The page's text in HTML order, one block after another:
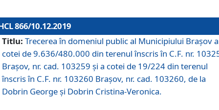
866/10.12.2019
Titlu: Trecerea în domeniul public al Municipiului Braşov a
cotei de 9.636/480.000 din terenul înscris în C.F. nr.
Brașov, nr. cad. 103259 și a cotei de 19/224 din terenul
înscris în C.F. nr. 103260 Brașov, nr. cad. 103260, de la
Dobrin George și Dobrin Cristina-Veronica.